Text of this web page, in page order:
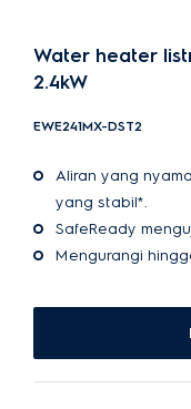
Water heater
2.4kW
EWE241MX-DST2
Aliran yang
yang stabil*.
SafeReady
Mengurangi